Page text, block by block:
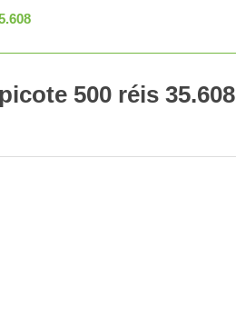
500 réis 35.608